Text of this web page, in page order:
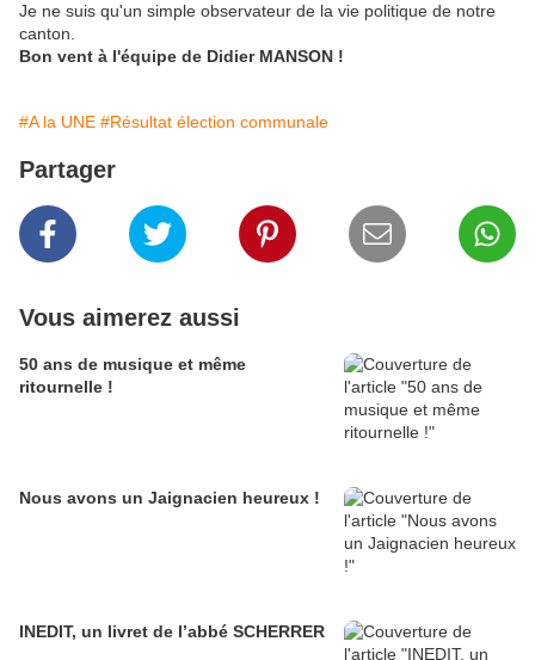
Je ne suis qu'un simple observateur de la vie politique de notre
canton.
Bon vent à l'équipe de Didier MANSON !
#A la UNE #Résultat élection communale
Partager
Vous aimerez aussi
50 ans de musique et même
ritournelle !
Nous avons un Jaignacien heureux !
INEDIT, un livret de l’abbé SCHERRER